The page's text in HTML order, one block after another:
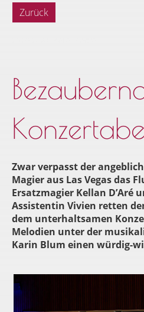
Zurück
Zwar verpasst der
Magier aus Las Vegas das
Ersatzmagier Kellan D’Aré
Assistentin Vivien retten
dem unterhaltsamen
Melodien unter der
Karin Blum einen würdig-